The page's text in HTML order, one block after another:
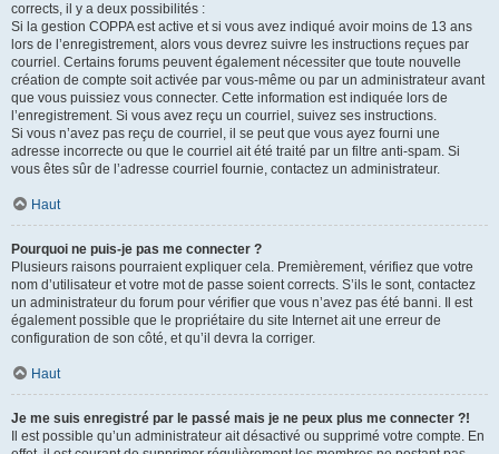
corrects, il y a deux possibilités :
Si la gestion COPPA est active et si vous avez indiqué avoir moins de 13 ans
lors de l’enregistrement, alors vous devrez suivre les instructions reçues par
courriel. Certains forums peuvent également nécessiter que toute nouvelle
création de compte soit activée par vous-même ou par un administrateur avant
que vous puissiez vous connecter. Cette information est indiquée lors de
l’enregistrement. Si vous avez reçu un courriel, suivez ses instructions.
Si vous n’avez pas reçu de courriel, il se peut que vous ayez fourni une
adresse incorrecte ou que le courriel ait été traité par un filtre anti-spam. Si
vous êtes sûr de l’adresse courriel fournie, contactez un administrateur.
Haut
Pourquoi ne puis-je pas me connecter ?
Plusieurs raisons pourraient expliquer cela. Premièrement, vérifiez que votre
nom d’utilisateur et votre mot de passe soient corrects. S’ils le sont, contactez
un administrateur du forum pour vérifier que vous n’avez pas été banni. Il est
également possible que le propriétaire du site Internet ait une erreur de
configuration de son côté, et qu’il devra la corriger.
Haut
Je me suis enregistré par le passé mais je ne peux plus me connecter ?!
Il est possible qu’un administrateur ait désactivé ou supprimé votre compte. En